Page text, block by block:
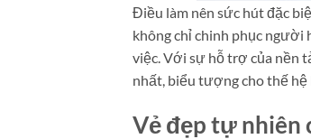
Điều làm nên sức hút đặc
không chỉ chinh phục người
việc. Với sự hỗ trợ của nền
nhất, biểu tượng cho thế
Vẻ đẹp tự nhiên